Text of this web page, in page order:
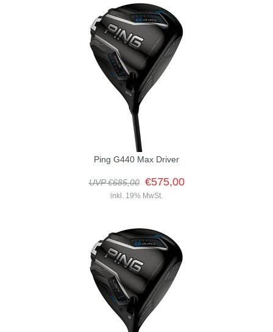
Das ultraleichte Design und das hohe Trägheitsmoment (MOI) des
Qi35 Max Lite Drivers sind darauf ausgelegt, mehr Schlagweite
über die...
Ping G440 Max Driver
UVP €685,00 €575,00
inkl. 19% MwSt.
Erhältlich in 9 °, 10.5 ° und 12° Rechtshand und Linkshand
Schäfte:PING Alta CB Blue 50 (Soft-Regular, Regular, Stiff)PING
Tour 2.0 Chrome 65...